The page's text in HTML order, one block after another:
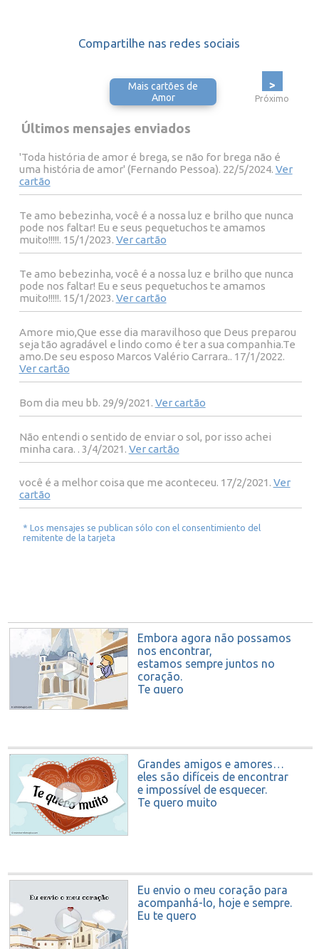
Compartilhe nas redes sociais
Mais cartões de
Amor
>
Próximo
Últimos mensajes enviados
'Toda história de amor é brega, se não for brega não é
uma história de amor' (Fernando Pessoa). 22/5/2024. Ver
cartão
Te amo bebezinha, você é a nossa luz e brilho que nunca
pode nos faltar! Eu e seus pequetuchos te amamos
muito!!!!!. 15/1/2023. Ver cartão
Te amo bebezinha, você é a nossa luz e brilho que nunca
pode nos faltar! Eu e seus pequetuchos te amamos
muito!!!!!. 15/1/2023. Ver cartão
Amore mio,Que esse dia maravilhoso que Deus preparou
seja tão agradável e lindo como é ter a sua companhia.Te
amo.De seu esposo Marcos Valério Carrara.. 17/1/2022.
Ver cartão
Bom dia meu bb. 29/9/2021. Ver cartão
Não entendi o sentido de enviar o sol, por isso achei
minha cara. . 3/4/2021. Ver cartão
você é a melhor coisa que me aconteceu. 17/2/2021. Ver
cartão
* Los mensajes se publican sólo con el consentimiento del
remitente de la tarjeta
Embora agora não possamos
nos encontrar,
estamos sempre juntos no
coração.
Te quero
Grandes amigos e amores…
eles são difíceis de encontrar
e impossível de esquecer.
Te quero muito
Eu envio o meu coração para
acompanhá-lo, hoje e sempre.
Eu te quero